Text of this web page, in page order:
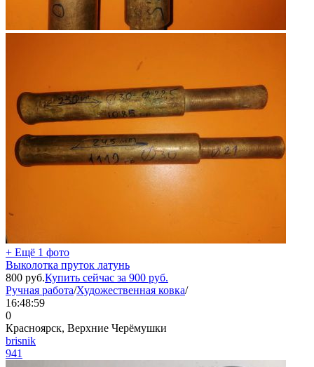
+ Ещё 1 фото
Выколотка пруток латунь
800 руб.Купить сейчас за 900 руб.
Ручная работа/Художественная ковка/
16:48:59
0
Красноярск, Верхние Черёмушки
brisnik
941